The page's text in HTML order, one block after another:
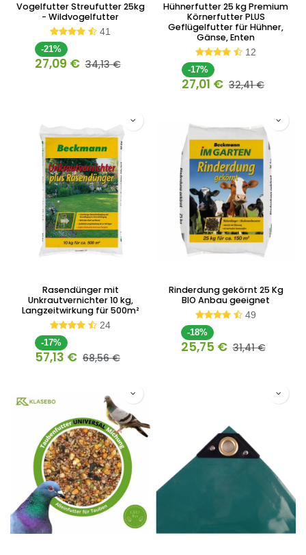
Vogelfutter Streufutter 25kg
- Wildvogelfutter
41
-21%
27,09 € 34,13€
Hühnerfutter 25 kg Premium
Körnerfutter PLUS
Geflügelfutter für Hühner,
Gänse, Enten
12
-17%
27,01 € 32,41€
Rasendünger mit
Unkrautvernichter 10 kg,
Langzeitwirkung für 500m²
24
-17%
57,13 € 68,56€
Rinderdung gekörnt 25 Kg
BIO Anbau geeignet
49
-18%
25,75 € 31,41€